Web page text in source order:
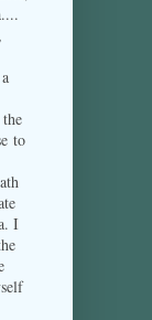
to
I